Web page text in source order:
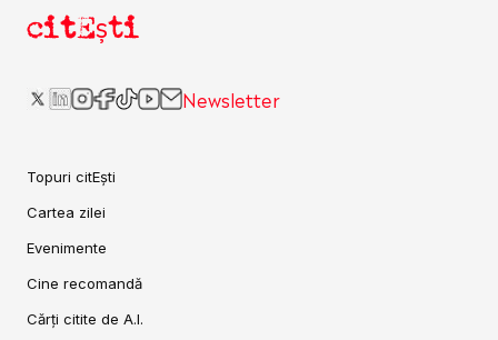
citEști
Newsletter
Topuri citEști
Cartea zilei
Evenimente
Cine recomandă
Cărți citite de A.I.